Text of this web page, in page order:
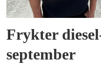
Frykter
september